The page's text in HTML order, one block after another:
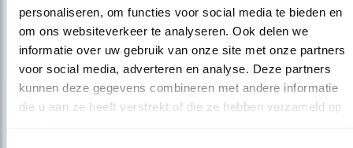
personaliseren, om functies voor social media te bieden en
om ons websiteverkeer te analyseren. Ook delen we
informatie over uw gebruik van onze site met onze partners
voor social media, adverteren en analyse. Deze partners
kunnen deze gegevens combineren met andere informatie
die u aan ze heeft verstrekt of die ze hebben verzameld op
Op de hoogte blijven?
Meld je aan en ontvang nieuws, inspiratie, acties en tips
over vogels en activiteiten van Vogelbescherming.
AANMELDEN VOGELNIEUWS